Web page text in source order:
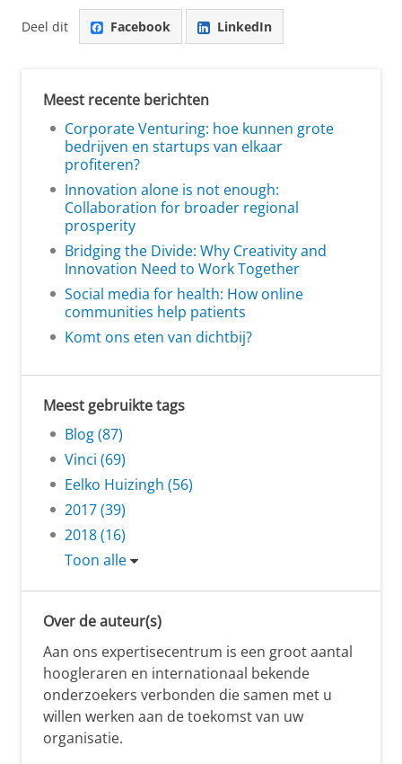
Deel dit Facebook LinkedIn
Meest recente berichten
Corporate Venturing: hoe kunnen grote
bedrijven en startups van elkaar
profiteren?
Innovation alone is not enough:
Collaboration for broader regional
prosperity
Bridging the Divide: Why Creativity and
Innovation Need to Work Together
Social media for health: How online
communities help patients
Komt ons eten van dichtbij?
Meest gebruikte tags
Blog (87)
Vinci (69)
Eelko Huizingh (56)
2017 (39)
2018 (16)
Toon alle
Over de auteur(s)
Aan ons expertisecentrum is een groot aantal
hoogleraren en internationaal bekende
onderzoekers verbonden die samen met u
willen werken aan de toekomst van uw
organisatie.